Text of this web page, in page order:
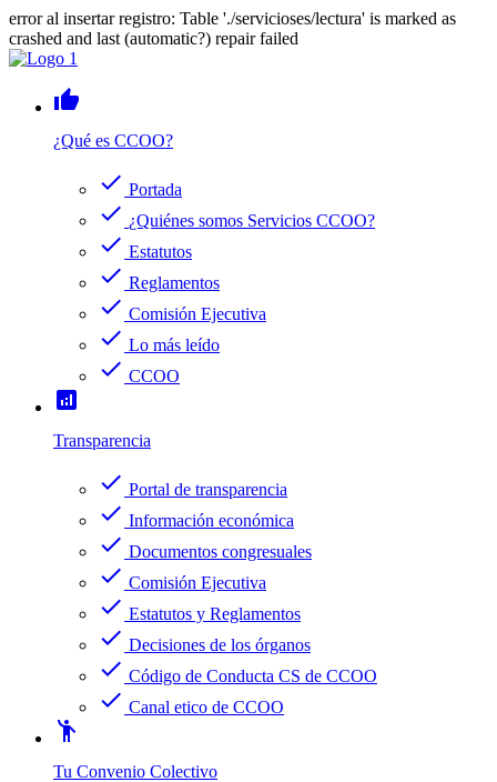
error al insertar registro: Table './servicioses/lectura' is marked as
crashed and last (automatic?) repair failed
thumb_up
¿Qué es CCOO?
check Portada
check ¿Quiénes somos Servicios CCOO?
check Estatutos
check Reglamentos
check Comisión Ejecutiva
check Lo más leído
check CCOO
analytics
Transparencia
check Portal de transparencia
check Información económica
check Documentos congresuales
check Comisión Ejecutiva
check Estatutos y Reglamentos
check Decisiones de los órganos
check Código de Conducta CS de CCOO
check Canal etico de CCOO
emoji_people
Tu Convenio Colectivo